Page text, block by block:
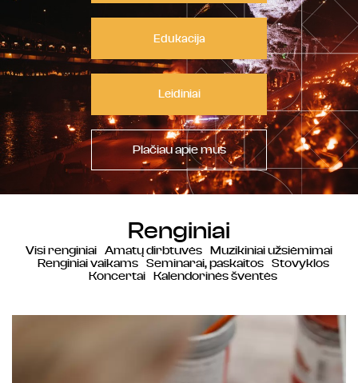
Edukacija
Leidiniai
Plačiau apie mus
Renginiai
Visi renginiai Amatų dirbtuvės
Muzikiniai užsiėmimai
Renginiai vaikams
Seminarai, paskaitos
Stovyklos
Koncertai
Kalendorinės šventės